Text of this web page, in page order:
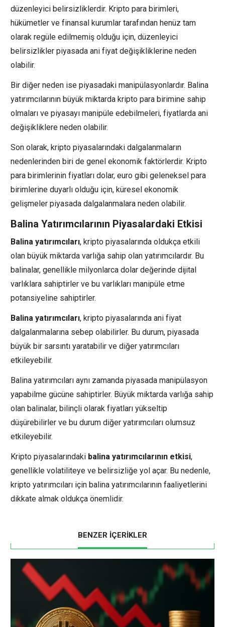
düzenleyici belirsizliklerdir. Kripto para birimleri,
hükümetler ve finansal kurumlar tarafından henüz tam
olarak regüle edilmemiş olduğu için, düzenleyici
belirsizlikler piyasada ani fiyat değişikliklerine neden
olabilir.
Bir diğer neden ise piyasadaki manipülasyonlardır. Balina
yatırımcılarının büyük miktarda kripto para birimine sahip
olmaları ve piyasayı manipüle edebilmeleri, fiyatlarda ani
değişikliklere neden olabilir.
Son olarak, kripto piyasalarındaki dalgalanmaların
nedenlerinden biri de genel ekonomik faktörlerdir. Kripto
para birimlerinin fiyatları dolar, euro gibi geleneksel para
birimlerine duyarlı olduğu için, küresel ekonomik
gelişmeler piyasada dalgalanmalara neden olabilir.
Balina Yatırımcılarının Piyasalardaki Etkisi
Balina yatırımcıları, kripto piyasalarında oldukça etkili
olan büyük miktarda varlığa sahip olan yatırımcılardır. Bu
balinalar, genellikle milyonlarca dolar değerinde dijital
varlıklara sahiptirler ve bu varlıkları manipüle etme
potansiyeline sahiptirler.
Balina yatırımcıları, kripto piyasalarında ani fiyat
dalgalanmalarına sebep olabilirler. Bu durum, piyasada
büyük bir sarsıntı yaratabilir ve diğer yatırımcıları
etkileyebilir.
Balina yatırımcıları aynı zamanda piyasada manipülasyon
yapabilme gücüne sahiptirler. Büyük miktarda varlığa sahip
olan balinalar, bilinçli olarak fiyatları yükseltip
düşürebilirler ve bu durum diğer yatırımcıları olumsuz
etkileyebilir.
Kripto piyasalarındaki balina yatırımcılarının etkisi,
genellikle volatiliteye ve belirsizliğe yol açar. Bu nedenle,
kripto yatırımcıları için balina yatırımcılarının faaliyetlerini
dikkate almak oldukça önemlidir.
BENZER İÇERİKLER